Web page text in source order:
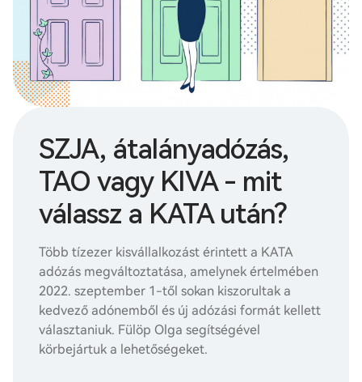
SZJA, átalányadózás,
TAO vagy KIVA - mit
válassz a KATA után?
Több tízezer kisvállalkozást érintett a KATA
adózás megváltoztatása, amelynek értelmében
2022. szeptember 1-től sokan kiszorultak a
kedvező adónemből és új adózási formát kellett
választaniuk. Fülöp Olga segítségével
körbejártuk a lehetőségeket.